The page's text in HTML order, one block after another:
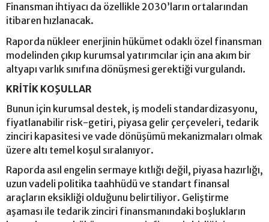
Finansman ihtiyacı da özellikle 2030’ların ortalarından
itibaren hızlanacak.
Raporda nükleer enerjinin hükümet odaklı özel finansman
modelinden çıkıp kurumsal yatırımcılar için ana akım bir
altyapı varlık sınıfına dönüşmesi gerektiği vurgulandı.
KRİTİK KOŞULLAR
Bunun için kurumsal destek, iş modeli standardizasyonu,
fiyatlanabilir risk-getiri, piyasa gelir çerçeveleri, tedarik
zinciri kapasitesi ve vade dönüşümü mekanizmaları olmak
üzere altı temel koşul sıralanıyor.
Raporda asıl engelin sermaye kıtlığı değil, piyasa hazırlığı,
uzun vadeli politika taahhüdü ve standart finansal
araçların eksikliği olduğunu belirtiliyor. Geliştirme
aşaması ile tedarik zinciri finansmanındaki boşlukların